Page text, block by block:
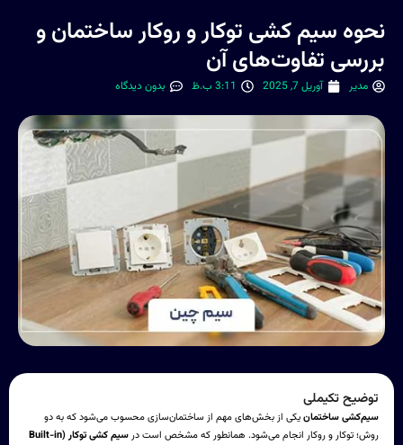
نحوه سیم کشی توکار و روکار ساختمان و
بررسی تفاوت‌های آن
مدیر آوریل 7, 2025 3:11 ب.ظ بدون دیدگاه
توضیح تکیملی
سیم‌کشی ساختمانیکی از بخش‌های مهم از ساختمان‌سازی محسوب می‌شود که به دو
روش؛ توکار و روکار انجام می‌شود. همانطور که مشخص است درسیم کشی توکار (Built-in